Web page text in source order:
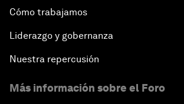
Cómo trabajamos
Liderazgo y gobernanza
Nuestra repercusión
Más información sobre el Foro